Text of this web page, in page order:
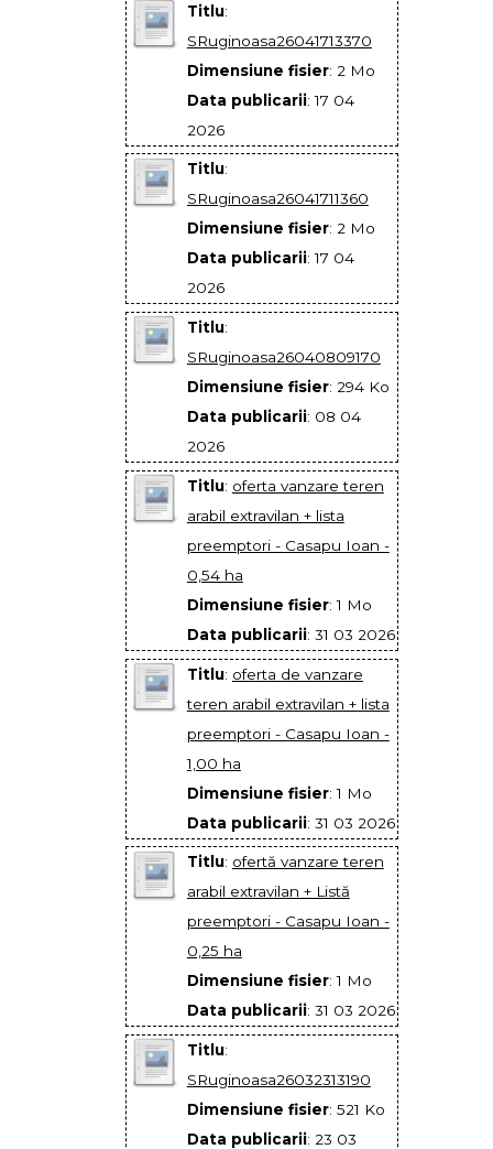
Titlu:
SRuginoasa26041713370
Dimensiune fisier: 2 Mo
Data publicarii: 17 04
2026
Titlu:
SRuginoasa26041711360
Dimensiune fisier: 2 Mo
Data publicarii: 17 04
2026
Titlu:
SRuginoasa26040809170
Dimensiune fisier: 294 Ko
Data publicarii: 08 04
2026
Titlu: oferta vanzare teren
arabil extravilan + lista
preemptori - Casapu Ioan -
0,54 ha
Dimensiune fisier: 1 Mo
Data publicarii: 31 03 2026
Titlu: oferta de vanzare
teren arabil extravilan + lista
preemptori - Casapu Ioan -
1,00 ha
Dimensiune fisier: 1 Mo
Data publicarii: 31 03 2026
Titlu: ofertă vanzare teren
arabil extravilan + Listă
preemptori - Casapu Ioan -
0,25 ha
Dimensiune fisier: 1 Mo
Data publicarii: 31 03 2026
Titlu:
SRuginoasa26032313190
Dimensiune fisier: 521 Ko
Data publicarii: 23 03